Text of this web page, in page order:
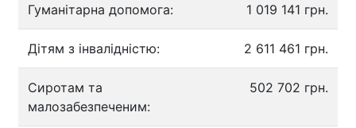
Гуманітарна допомога: 1 019 141 грн.
Дітям з інвалідністю: 2 611 461 грн.
Сиротам та
малозабезпеченим:
502 702 грн.